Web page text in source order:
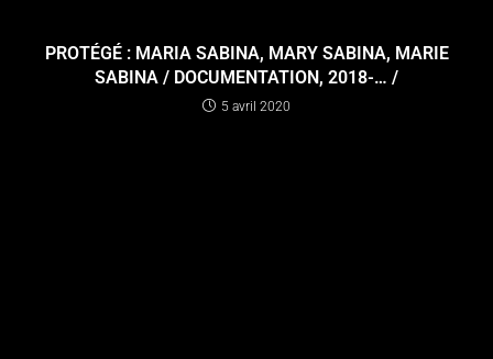
PROTÉGÉ : MARIA SABINA, MARY SABINA, MARIE
SABINA / DOCUMENTATION, 2018-… /
5 avril 2020